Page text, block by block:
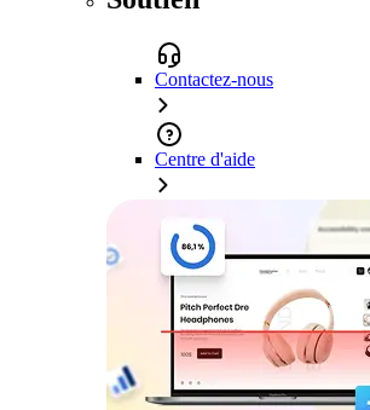
Contactez-nous
Centre d'aide